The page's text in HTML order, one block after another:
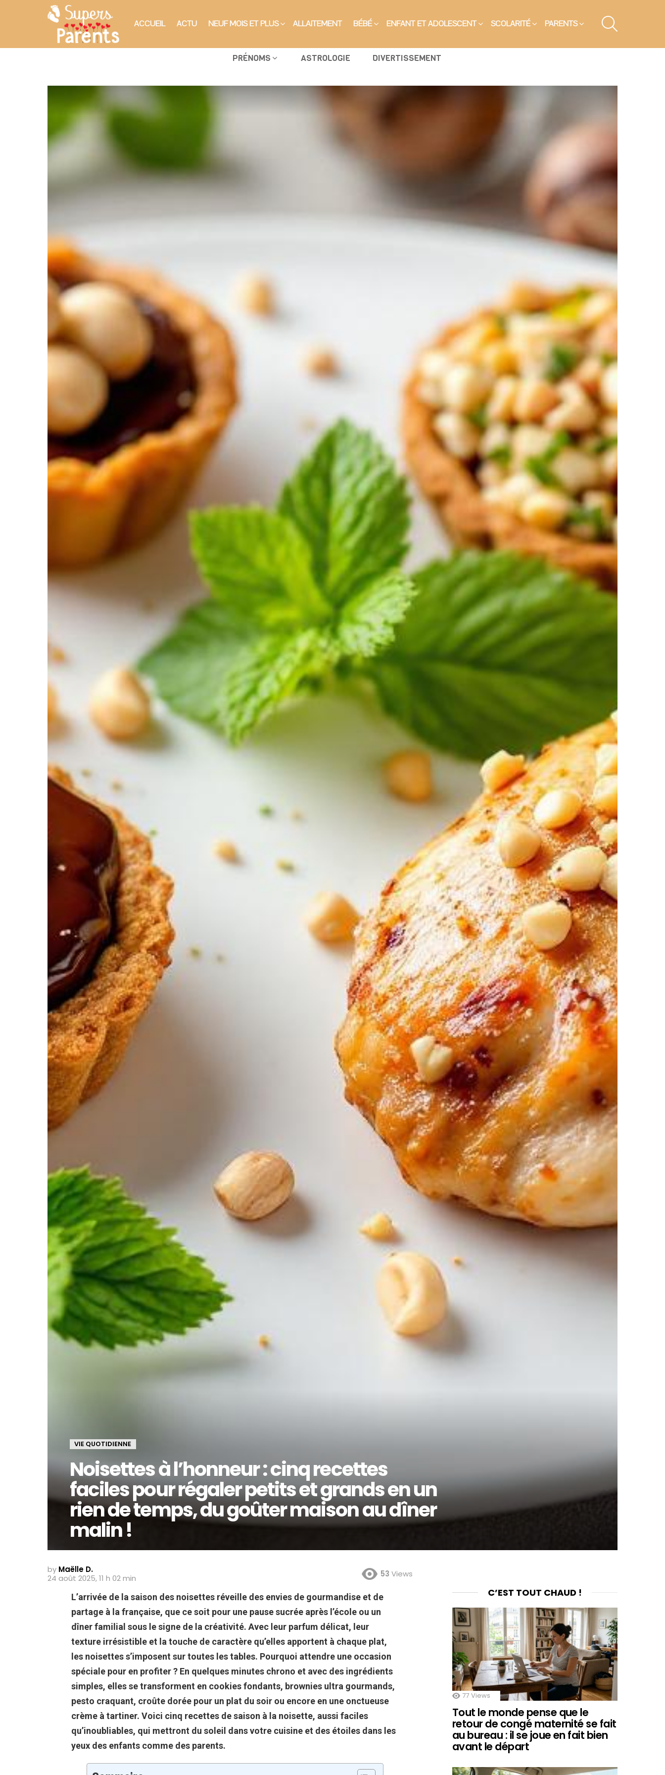
ACCUEIL ACTU NEUF MOIS ET PLUS ALLAITEMENT BÉBÉ ENFANT ET ADOLESCENT SCOLARITÉ PARENTS
PRÉNOMS ASTROLOGIE DIVERTISSEMENT
VIE QUOTIDIENNE
Noisettes à l’honneur : cinq recettes
faciles pour régaler petits et grands en un
rien de temps, du goûter maison au dîner
malin !
by Maëlle D.
24 août 2025, 11 h 02 min
53 Views
L’arrivée de la saison des noisettes réveille des envies de gourmandise et de
partage à la française, que ce soit pour une pause sucrée après l’école ou un
dîner familial sous le signe de la créativité. Avec leur parfum délicat, leur
texture irrésistible et la touche de caractère qu’elles apportent à chaque plat,
les noisettes s’imposent sur toutes les tables. Pourquoi attendre une occasion
spéciale pour en profiter ? En quelques minutes chrono et avec des ingrédients
simples, elles se transforment en cookies fondants, brownies ultra gourmands,
pesto craquant, croûte dorée pour un plat du soir ou encore en une onctueuse
crème à tartiner. Voici cinq recettes de saison à la noisette, aussi faciles
qu’inoubliables, qui mettront du soleil dans votre cuisine et des étoiles dans les
yeux des enfants comme des parents.
C’EST TOUT CHAUD !
77 Views
Tout le monde pense que le
retour de congé maternité se fait
au bureau : il se joue en fait bien
avant le départ